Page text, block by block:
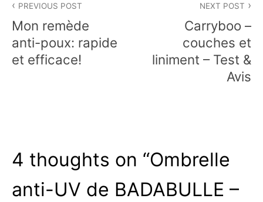
de
l’article
PREVIOUS POST
Mon remède
anti-poux: rapide
et efficace!
NEXT POST
Carryboo –
couches et
liniment – Test &
Avis
4 thoughts on “Ombrelle
anti-UV de BADABULLE –